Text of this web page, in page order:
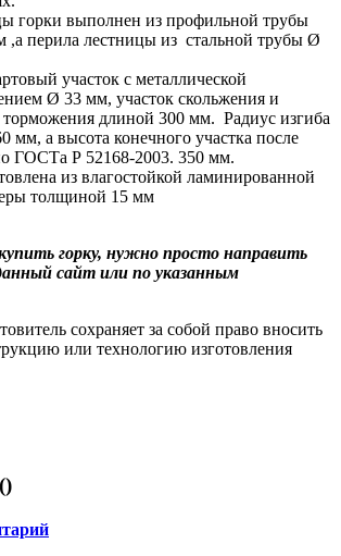
горки выполнен из профильной трубы
,а перила лестницы из стальной трубы Ø
участок с металлической
Ø 33 мм, участок скольжения и
торможения длиной 300 мм. Радиус изгиба
мм, а высота конечного участка после
ГОСТа Р 52168-2003. 350 мм.
из влагостойкой ламинированной
толщиной 15 мм
горку, нужно просто направить
сайт или по указанным
сохраняет за собой право вносить
или технологию изготовления
)